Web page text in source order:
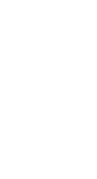
から一家4人の他殺
捕されるも容疑を
末、捜査段階の終
売上金を奪おうと
とされた。
放された(
となったDNA型
朝)、2018年
問がある等として
と釈放を命じた地
7月新たな補充書
理由補充書を提出
数の団体が早期の
朝)。2020年12月
出した新証拠につ
する」として東京
した。高裁決定の